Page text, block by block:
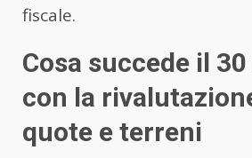
fiscale.
Cosa succede il
con la
quote e terreni